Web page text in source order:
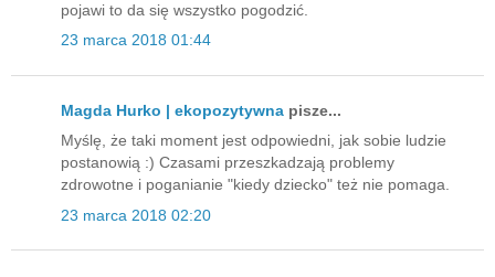
pojawi to da się wszystko pogodzić.
23 marca 2018 01:44
Magda Hurko | ekopozytywna pisze...
Myślę, że taki moment jest odpowiedni, jak sobie ludzie
postanowią :) Czasami przeszkadzają problemy
zdrowotne i poganianie "kiedy dziecko" też nie pomaga.
23 marca 2018 02:20